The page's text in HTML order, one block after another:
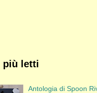
più letti
Antologia di Spoon